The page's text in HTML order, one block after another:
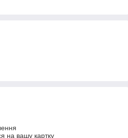
на вашу картку